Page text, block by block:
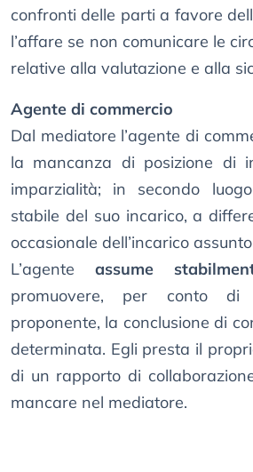
confronti delle parti a favore
l’affare se non comunicare le
relative alla valutazione e alla
Agente di commercio
Dal mediatore l’agente di
la mancanza di posizione di
imparzialità; in secondo
stabile del suo incarico, a
occasionale dell’incarico
L’agente assume
promuovere, per conto di
proponente, la conclusione di
determinata. Egli presta il
di un rapporto di
mancare nel mediatore.